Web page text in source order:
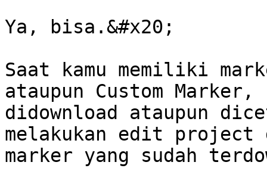
Ya, bisa.&#x20;
Saat kamu memiliki
ataupun Custom
didownload ataupun
melakukan edit project
marker yang sudah